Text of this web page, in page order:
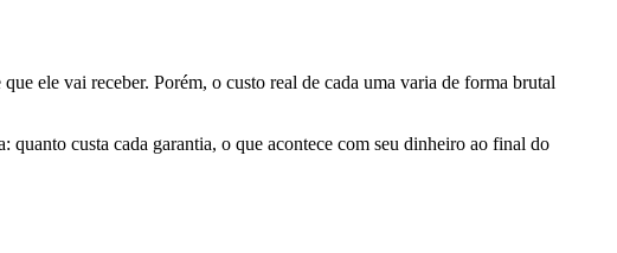
ele vai receber. Porém, o custo real de cada uma varia de forma brutal
quanto custa cada garantia, o que acontece com seu dinheiro ao final do